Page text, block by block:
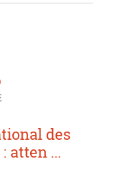
des
atten ...